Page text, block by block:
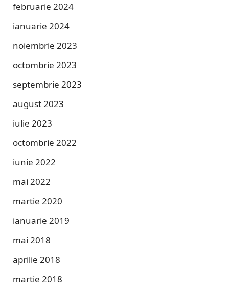
februarie 2024
ianuarie 2024
noiembrie 2023
octombrie 2023
septembrie 2023
august 2023
iulie 2023
octombrie 2022
iunie 2022
mai 2022
martie 2020
ianuarie 2019
mai 2018
aprilie 2018
martie 2018